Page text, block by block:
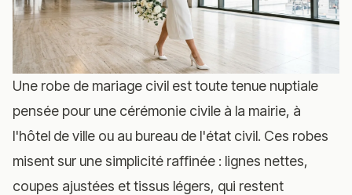
Une robe de mariage civil est toute tenue nuptiale
pensée pour une cérémonie civile à la mairie, à
l'hôtel de ville ou au bureau de l'état civil. Ces robes
misent sur une simplicité raffinée : lignes nettes,
coupes ajustées et tissus légers, qui restent